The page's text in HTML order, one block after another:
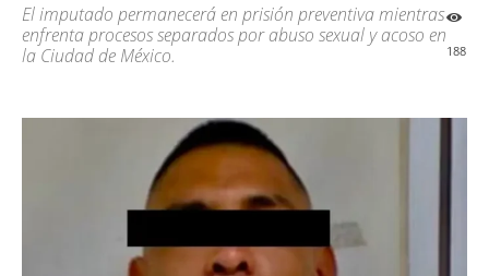
El imputado permanecerá en prisión preventiva mientras
enfrenta procesos separados por abuso sexual y acoso en
la Ciudad de México.
188